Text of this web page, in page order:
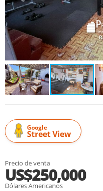
Google
Street View
Precio de venta
US$250,000
Dólares Americanos